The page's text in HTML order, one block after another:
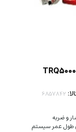
و ضربه
طول عمر سیستم